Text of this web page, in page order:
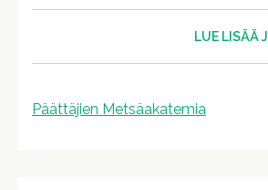
LUE LISÄÄ
Päättäjien Metsäakatemia